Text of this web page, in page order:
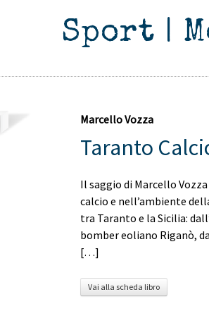
Sport |
Marcello Vozza
Taranto
Il saggio di Marcello
calcio e nell’ambiente
tra Taranto e la Sicilia:
bomber eoliano Riganò,
[…]
Vai alla scheda libro